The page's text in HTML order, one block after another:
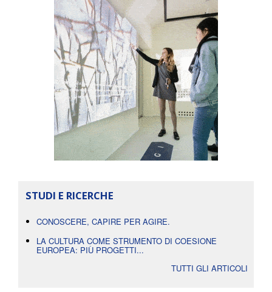
STUDI E RICERCHE
CONOSCERE, CAPIRE PER AGIRE.
LA CULTURA COME STRUMENTO DI COESIONE
EUROPEA: PIÙ PROGETTI...
TUTTI GLI ARTICOLI